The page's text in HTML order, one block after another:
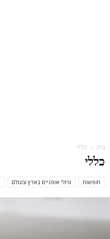
בית כללי
כללי
חופשות טיולי אופניים בארץ ובעולם